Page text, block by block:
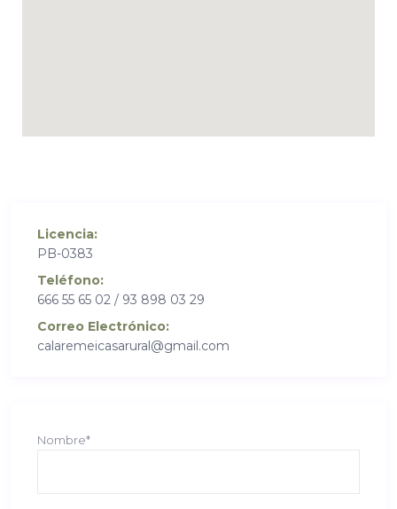
Licencia:
PB-0383
Teléfono:
666 55 65 02 / 93 898 03 29
Correo Electrónico:
calaremeicasarural@gmail.com
Nombre*